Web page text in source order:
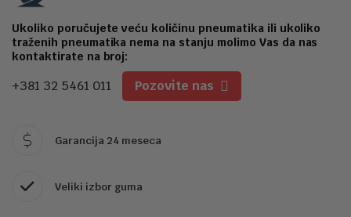
Ukoliko poručujete veću količinu pneumatika ili ukoliko
traženih pneumatika nema na stanju molimo Vas da nas
kontaktirate na broj:
+381 32 5461 011 Pozovite nas
Garancija 24 meseca
Veliki izbor guma